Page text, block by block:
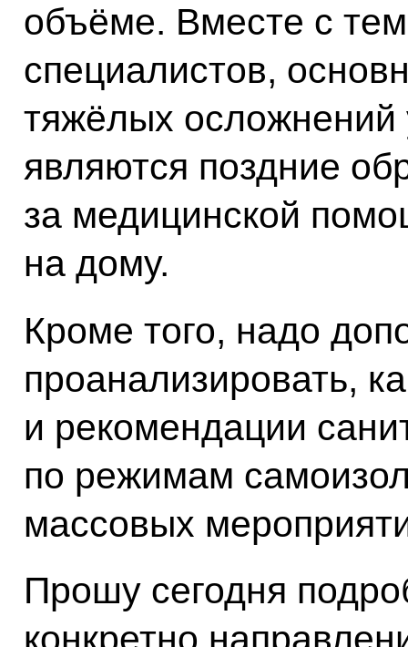
объёме. Вместе с
специалистов,
тяжёлых осложнений
являются поздние
за медицинской
на дому.
Кроме того, надо
проанализировать,
и рекомендации
по режимам
массовых
Прошу сегодня